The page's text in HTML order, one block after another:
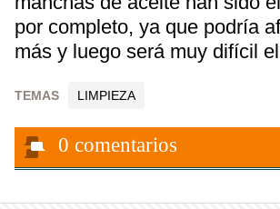
por completo, ya que podría
más y luego será muy difícil
TEMAS LIMPIEZA
0 comentarios